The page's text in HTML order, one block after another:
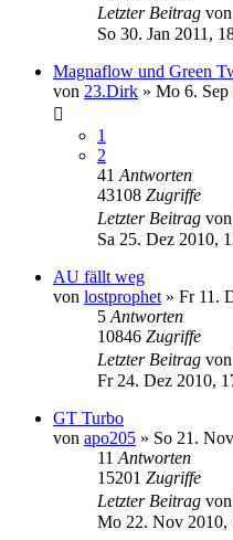
Letzter Beitrag von
So 30. Jan 2011,
Magnaflow und Green
von 23.Dirk » Mo 6. Sep
1
2
41 Antworten
43108 Zugriffe
Letzter Beitrag von
Sa 25. Dez 2010,
AU fällt weg
von lostprophet » Fr 11.
5 Antworten
10846 Zugriffe
Letzter Beitrag von
Fr 24. Dez 2010,
GT Turbo
von apo205 » So 21.
11 Antworten
15201 Zugriffe
Letzter Beitrag von
Mo 22. Nov 2010,